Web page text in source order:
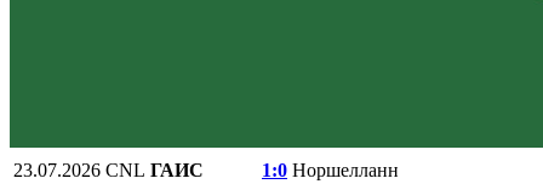
23.07.2026 CNL ГАИС 1:0 Норшелланн